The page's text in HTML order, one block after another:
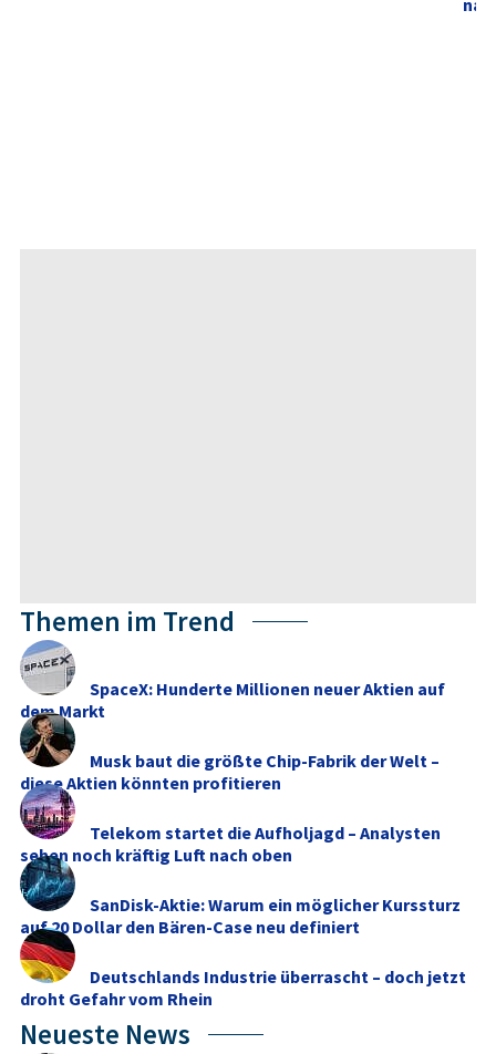
Themen im Trend
SpaceX: Hunderte Millionen neuer Aktien auf
dem Markt
Musk baut die größte Chip-Fabrik der Welt –
diese Aktien könnten profitieren
Telekom startet die Aufholjagd – Analysten
sehen noch kräftig Luft nach oben
SanDisk-Aktie: Warum ein möglicher Kurssturz
auf 20 Dollar den Bären-Case neu definiert
Deutschlands Industrie überrascht – doch jetzt
droht Gefahr vom Rhein
Neueste News